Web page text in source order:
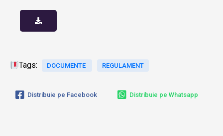
Tags: DOCUMENTE REGULAMENT
Distribuie pe Facebook Distribuie pe Whatsapp